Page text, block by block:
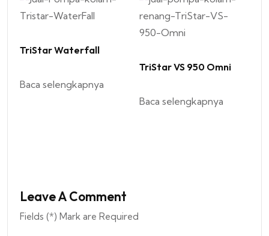
TriStar Waterfall
Baca selengkapnya
TriStar VS 950 Omni
Baca selengkapnya
Leave A Comment
Fields (*) Mark are Required